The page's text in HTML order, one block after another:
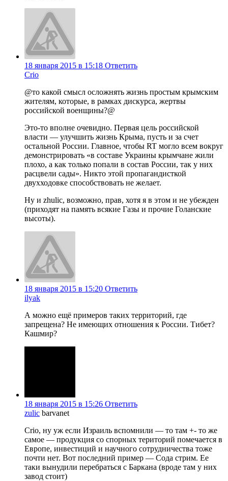
18 января 2015 в 15:18 Ответить
Crio
@то какой смысл осложнять жизнь простым крымским
жителям, которые, в рамках дискурса, жертвы
российской военщины?@
Это-то вполне очевидно. Первая цель российской
власти — улучшить жизнь Крыма, пусть и за счет
остальной России. Главное, чтобы RT могло всем вокруг
демонстрировать «в составе Украины крымчане жили
плохо, а как только попали в состав России, так у них
расцвели сады». Никто этой пропагандисткой
двухходовке способствовать не желает.
Ну и zhulic, возможно, прав, хотя я в этом и не убежден
(приходят на память всякие Газы и прочие Голанские
высоты).
18 января 2015 в 15:20 Ответить
ilyak
А можно ещё примеров таких территорий, где
запрещена? Не имеющих отношения к России. Тибет?
Кашмир?
18 января 2015 в 15:26 Ответить
zulic barvanet
Crio, ну уж если Израиль вспомнили — то там +- то же
самое — продукция со спорных територий помечается в
Европе, инвестиций и научного сотрудничества тоже
почти нет. Вот последний пример — Сода стрим. Ее
таки вынудили перебраться с Баркана (вроде там у них
завод стоит)